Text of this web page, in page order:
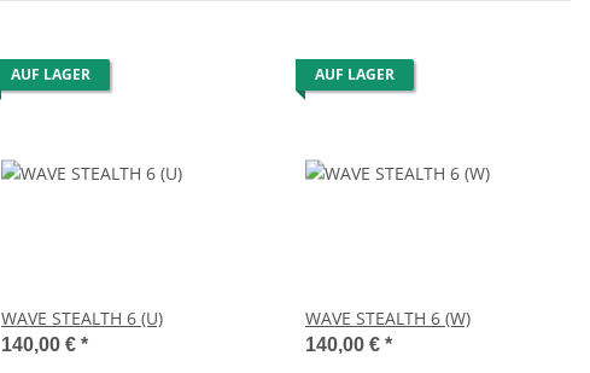
AUF LAGER
WAVE STEALTH 6 (U)
140,00 € *
AUF LAGER
WAVE STEALTH 6 (W)
140,00 € *